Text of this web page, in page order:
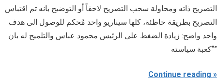
التصريح ذاته ومحاولة سحب التصريح لاحقاً أو التوضيح بانه تم اقتباس
التصريح بطريقة خاطئة، كلها سيناريو واحد مُحكم للوصول الى هدف
واحد واضح: زيادة الضغط على الرئيس محمود عباس والتلميح له بان
“كعبة سياسته”
Continue reading